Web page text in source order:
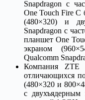
Snapdragon c
One Touch Fire
(480×320) и
Snapdragon c
планшет One
экраном
Qualcomm
Компания ZTE
отличающихся
(480×320 и
с двухъядерным